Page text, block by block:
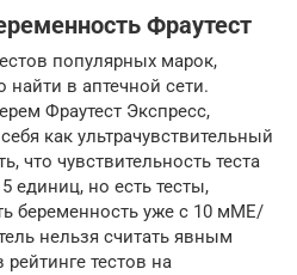
Фраутест
популярных марок,
в аптечной сети.
Фраутест Экспресс,
как ультрачувствительный
что чувствительность теста
единиц, но есть тесты,
беременность уже с 10 мМЕ/
нельзя считать явным
тестов на